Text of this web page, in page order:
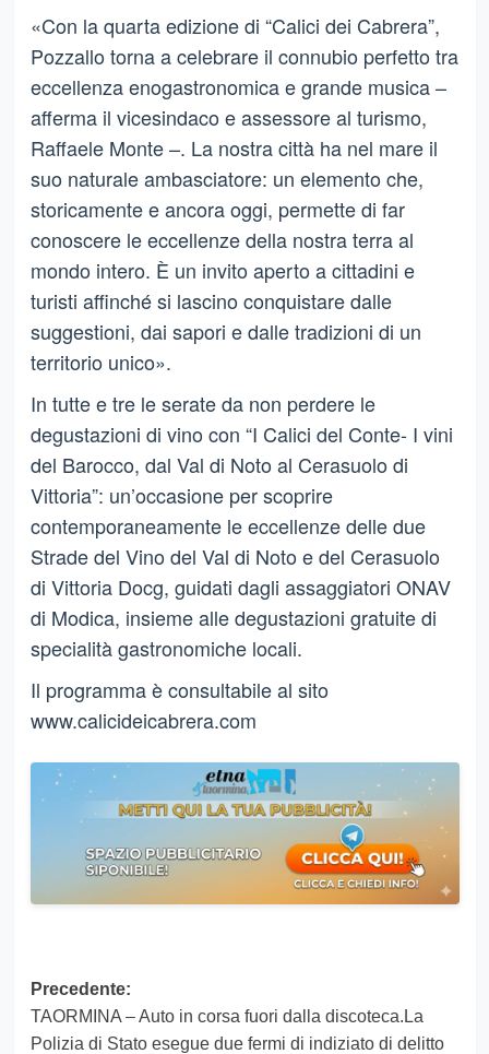
«Con la quarta edizione di “Calici dei Cabrera”,
Pozzallo torna a celebrare il connubio perfetto tra
eccellenza enogastronomica e grande musica –
afferma il vicesindaco e assessore al turismo,
Raffaele Monte –. La nostra città ha nel mare il
suo naturale ambasciatore: un elemento che,
storicamente e ancora oggi, permette di far
conoscere le eccellenze della nostra terra al
mondo intero. È un invito aperto a cittadini e
turisti affinché si lascino conquistare dalle
suggestioni, dai sapori e dalle tradizioni di un
territorio unico».
In tutte e tre le serate da non perdere le
degustazioni di vino con “I Calici del Conte- I vini
del Barocco, dal Val di Noto al Cerasuolo di
Vittoria”: un’occasione per scoprire
contemporaneamente le eccellenze delle due
Strade del Vino del Val di Noto e del Cerasuolo
di Vittoria Docg, guidati dagli assaggiatori ONAV
di Modica, insieme alle degustazioni gratuite di
specialità gastronomiche locali.
Il programma è consultabile al sito
www.calicideicabrera.com
Navigazione
articolo
Precedente:
TAORMINA – Auto in corsa fuori dalla discoteca.La
Polizia di Stato esegue due fermi di indiziato di delitto